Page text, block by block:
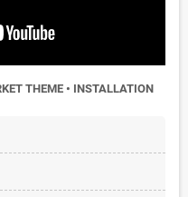
THEME • INSTALLATION